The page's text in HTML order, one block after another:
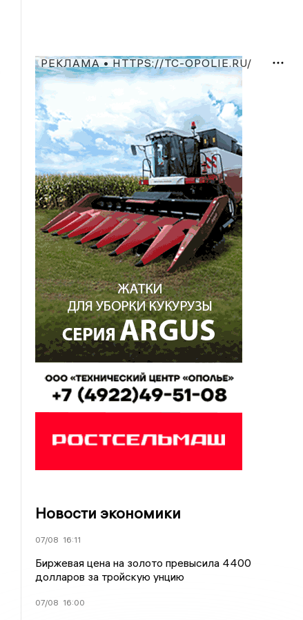
РЕКЛАМА • HTTPS://TC-OPOLIE.RU/
Новости экономики
07/08 16:11
Биржевая цена на золото превысила 4400
долларов за тройскую унцию
07/08 16:00